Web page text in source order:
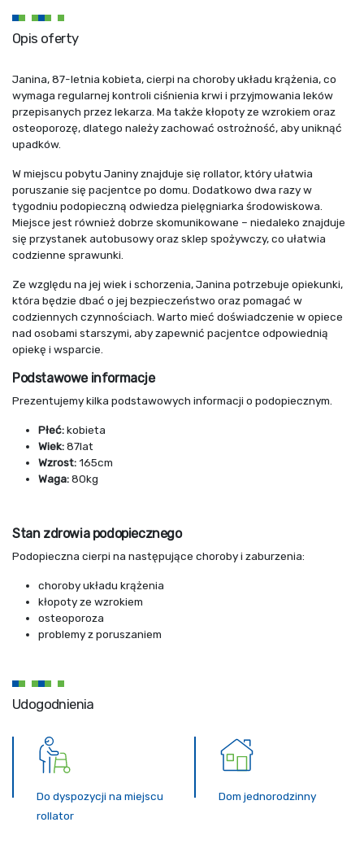
Opis oferty
Janina, 87-letnia kobieta, cierpi na choroby układu krążenia, co
wymaga regularnej kontroli ciśnienia krwi i przyjmowania leków
przepisanych przez lekarza. Ma także kłopoty ze wzrokiem oraz
osteoporozę, dlatego należy zachować ostrożność, aby uniknąć
upadków.
W miejscu pobytu Janiny znajduje się rollator, który ułatwia
poruszanie się pacjentce po domu. Dodatkowo dwa razy w
tygodniu podopieczną odwiedza pielęgniarka środowiskowa.
Miejsce jest również dobrze skomunikowane – niedaleko znajduje
się przystanek autobusowy oraz sklep spożywczy, co ułatwia
codzienne sprawunki.
Ze względu na jej wiek i schorzenia, Janina potrzebuje opiekunki,
która będzie dbać o jej bezpieczeństwo oraz pomagać w
codziennych czynnościach. Warto mieć doświadczenie w opiece
nad osobami starszymi, aby zapewnić pacjentce odpowiednią
opiekę i wsparcie.
Podstawowe informacje
Prezentujemy kilka podstawowych informacji o podopiecznym.
Płeć:kobieta
Wiek:87lat
Wzrost:165cm
Waga:80kg
Stan zdrowia podopiecznego
Podopieczna cierpi na następujące choroby i zaburzenia:
choroby układu krążenia
kłopoty ze wzrokiem
osteoporoza
problemy z poruszaniem
Udogodnienia
Do dyspozycji na miejscu
rollator
Dom jednorodzinny